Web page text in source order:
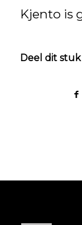
Kjento is
Deel dit stuk